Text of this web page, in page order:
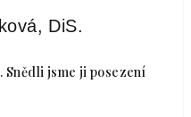
DiS.
je 5 z 5 hvězdiček.
Snědli jsme ji posezení